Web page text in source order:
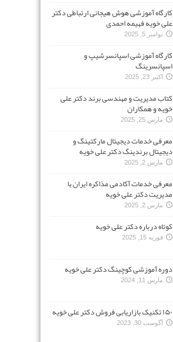
کارگاه آموزشی هوش هیجانی ارتباطی دکتر
علی خویه فهیمه احمدی
نوامبر 5, 2025
کارگاه آموزشی اسپانسرشیپ و
اسپانسرینگ
اکتبر 23, 2025
کتاب مدیریت و مهندسی برند دکتر علی
خویه و همکاران
مارس 25, 2025
معرفی خدمات دیجیتال مارکتینگ و
دیجیتال برندینگ دکتر علی خویه
مارس 2, 2025
معرفی خدمات آکادمی مذاکره ایران با
مدیریت دکتر علی خویه
مارس 2, 2025
کوتاه درباره دکتر علی خویه
فوریه 15, 2025
دوره آموزشی کوچینگ دکتر علی خویه
مارس 11, 2024
۱۵۰ تکنیک بازاریابی فروش دکتر علی خویه
آگوست 30, 2023